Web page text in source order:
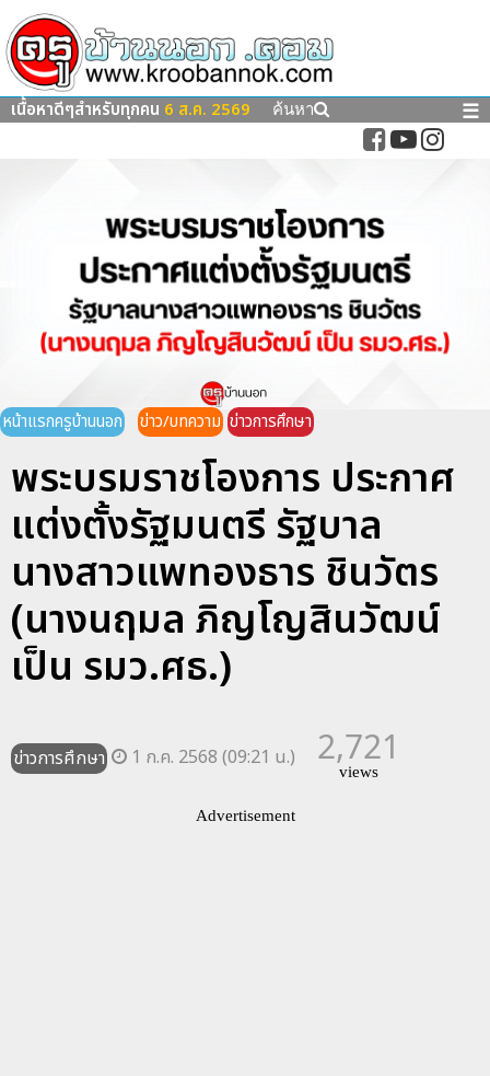
เนื้อหาดีๆสำหรับทุกคน 6 ส.ค. 2569 ค้นหา ☰
หน้าแรกครูบ้านนอก ข่าว/บทความ ข่าวการศึกษา
พระบรมราชโองการ ประกาศ
แต่งตั้งรัฐมนตรี รัฐบาล
นางสาวแพทองธาร ชินวัตร
(นางนฤมล ภิญโญสินวัฒน์
เป็น รมว.ศธ.)
ข่าวการศึกษา 1 ก.ค. 2568 (09:21 น.) 2,721
views
Advertisement